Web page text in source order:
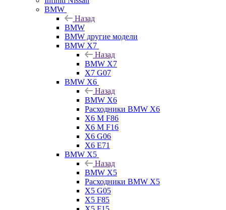
BMW
Назад
BMW
BMW другие модели
BMW X7
Назад
BMW X7
X7 G07
BMW X6
Назад
BMW X6
Расходники BMW X6
X6 M F86
X6 M F16
X6 G06
X6 E71
BMW X5
Назад
BMW X5
Расходники BMW X5
X5 G05
X5 F85